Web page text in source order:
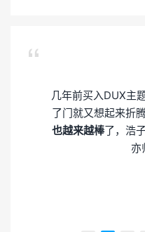

几年前买入DUX主
了门就又想起来折
也越来越棒了，浩
亦